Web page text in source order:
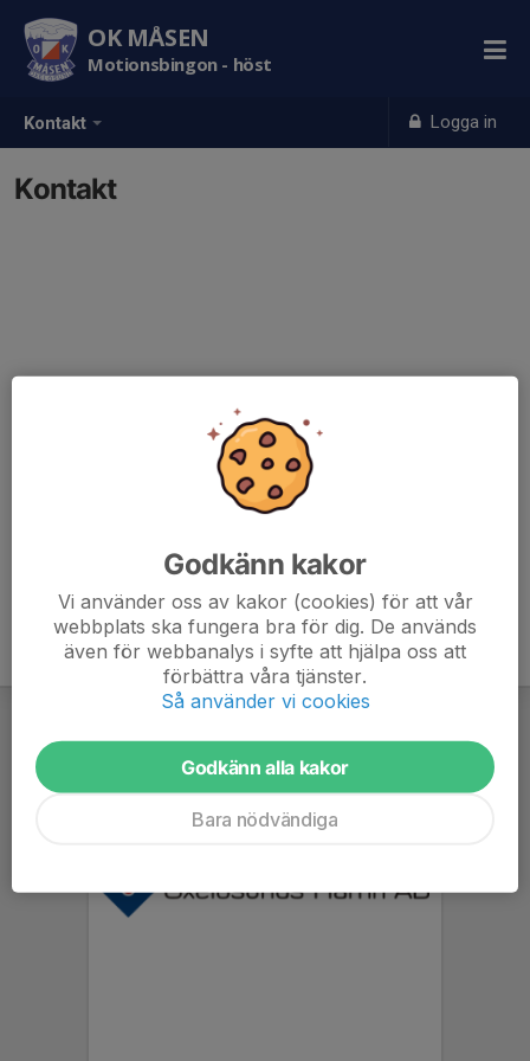
Kontakt Logga in
OK MÅSEN
Motionsbingon - höst
Kontakt
Godkänn kakor
Vi använder oss av kakor (cookies) för att vår
webbplats ska fungera bra för dig. De används
även för webbanalys i syfte att hjälpa oss att
förbättra våra tjänster.
Så använder vi cookies
Godkänn alla kakor
Bara nödvändiga